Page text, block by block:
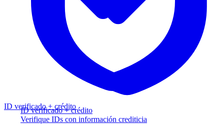
ID verificado + crédito
Verifique IDs con información crediticia
ID verificado + crédito